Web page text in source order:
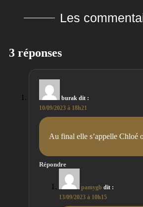
Les
3 réponses
burak dit :
10/09/2023 à 18h21
Au final elle s’appelle Chloé
Répondre
pamygb dit :
13/09/2023 à 10h15